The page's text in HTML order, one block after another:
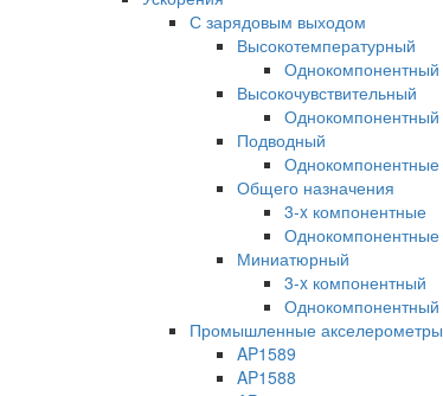
С зарядовым выходом
Высокотемпературный
Однокомпонентный
Высокочувствительный
Однокомпонентный
Подводный
Однокомпонентные
Общего назначения
3-x компонентные
Однокомпонентные
Миниатюрный
3-x компонентный
Однокомпонентный
Промышленные акселерометры
AP1589
AP1588